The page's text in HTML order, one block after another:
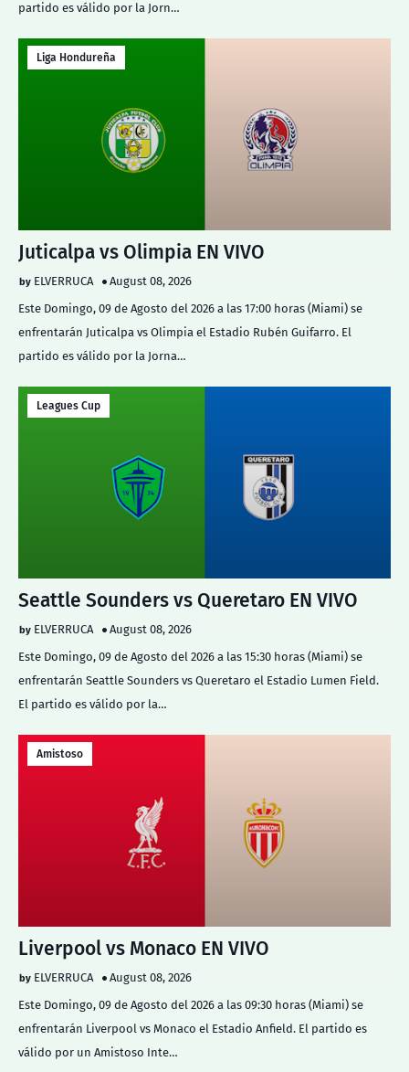
partido es válido por la Jorn…
Liga Hondureña
Juticalpa vs Olimpia EN VIVO
ELVERRUCA
August 08, 2026
Este Domingo, 09 de Agosto del 2026 a las 17:00 horas (Miami) se
enfrentarán Juticalpa vs Olimpia el Estadio Rubén Guifarro. El
partido es válido por la Jorna…
Leagues Cup
Seattle Sounders vs Queretaro EN VIVO
ELVERRUCA
August 08, 2026
Este Domingo, 09 de Agosto del 2026 a las 15:30 horas (Miami) se
enfrentarán Seattle Sounders vs Queretaro el Estadio Lumen Field.
El partido es válido por la…
Amistoso
Liverpool vs Monaco EN VIVO
ELVERRUCA
August 08, 2026
Este Domingo, 09 de Agosto del 2026 a las 09:30 horas (Miami) se
enfrentarán Liverpool vs Monaco el Estadio Anfield. El partido es
válido por un Amistoso Inte…